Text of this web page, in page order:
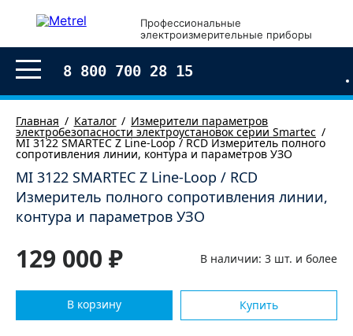
Профессиональные
электроизмерительные приборы
8 800 700 28 15
Главная Каталог Измерители параметров
электробезопасности электроустановок серии Smartec
MI 3122 SMARTEC Z Line-Loop / RCD Измеритель полного
сопротивления линии, контура и параметров УЗО
MI 3122 SMARTEC Z Line-Loop / RCD
Измеритель полного сопротивления линии,
контура и параметров УЗО
129 000 ₽ В наличии: 3 шт. и более
В корзину Купить
Оформление заказа
Согласен с условиями обработки моих персональных
данных